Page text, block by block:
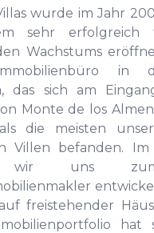
wurde im Jahr
sehr erfolgreich
Wachstums
in
das sich am
Monte de los
die meisten
Villen befanden.
wir uns zum
freistehender
hat